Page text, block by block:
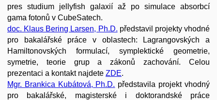
pres studium jellyfish galaxií až po simulace absorbcí
gama fotonů v CubeSatech.
doc. Klaus Bering Larsen, Ph.D. představil projekty vhodné
pro bakalářské práce v oblastech: Lagrangovských a
Hamiltonovských formulací, symplektické geometrie,
symetrie, teorie grup a zákonů zachování. Celou
prezentaci a kontakt najdete ZDE.
Mgr. Brankica Kubátová, Ph.D. představila projekt vhodný
pro bakalářské, magisterské i doktorandské práce